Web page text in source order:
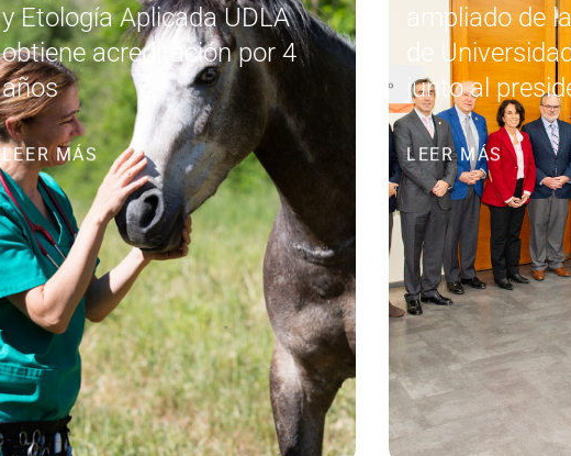
y Etología Aplicada UDLA
obtiene acreditación por 4
años
LEER MÁS
ampliado de
de
junto al
LEER MÁS